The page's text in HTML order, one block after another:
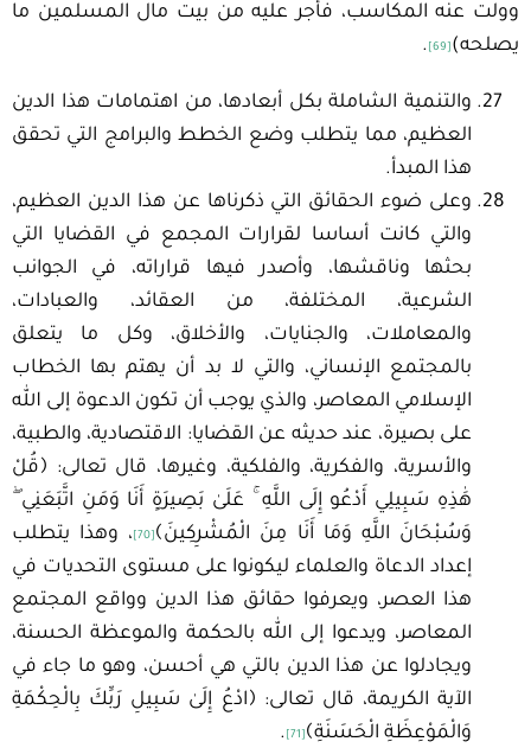
وولت عنه المكاسب، فأجر عليه من بيت مال المسلمين ما
يصلحه) [69]
.
والتنمية الشاملة بكل أبعادها، من اهتمامات هذا الدين
العظيم، مما يتطلب وضع الخطط والبرامج التي تحقق
هذا المبدأ.
وعلى ضوء الحقائق التي ذكرناها عن هذا الدين العظيم،
والتي كانت أساسا لقرارات المجمع في القضايا التي
بحثها وناقشها، وأصدر فيها قراراته، في الجوانب
الشرعية، المختلفة، من العقائد، والعبادات،
والمعاملات، والجنايات، والأخلاق، وكل ما يتعلق
بالمجتمع الإنساني، والتي لا بد أن يهتم بها الخطاب
الإسلامي المعاصر، والذي يوجب أن تكون الدعوة إلى الله
على بصيرة، عند حديثه عن القضايا: الاقتصادية، والطبية،
والأسرية، والفكرية، والفلكية، وغيرها، قال تعالى: ﴿قُلْ
هَٰذِهِ سَبِيلِي أَدْعُو إِلَى اللَّهِ ۚ عَلَىٰ بَصِيرَةٍ أَنَا وَمَنِ اتَّبَعَنِي ۖ
وَسُبْحَانَ اللَّهِ وَمَا أَنَا مِنَ الْمُشْرِكِينَ﴾ [70]
، وهذا يتطلب
إعداد الدعاة والعلماء ليكونوا على مستوى التحديات في
هذا العصر، ويعرفوا حقائق هذا الدين وواقع المجتمع
المعاصر، ويدعوا إلى الله بالحكمة والموعظة الحسنة،
ويجادلوا عن هذا الدين بالتي هي أحسن، وهو ما جاء في
الآية الكريمة، قال تعالى: ﴿ادْعُ إِلَىٰ سَبِيلِ رَبِّكَ بِالْحِكْمَةِ
وَالْمَوْعِظَةِ الْحَسَنَةِ﴾ [71]
.